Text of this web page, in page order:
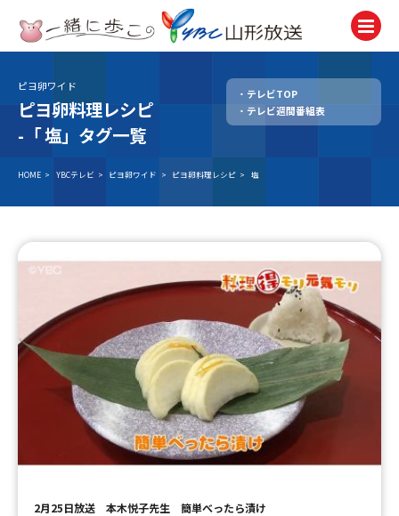
テレビ
TV
ニュース
アナウンサー
イベント
Event
試写会・プレゼント
Present
ＹＢＣオンデマンド
ピヨ卵ワイド
ピヨ卵料理レシピ
-「塩」タグ一覧
テレビTOP
テレビ週間番組表
HOME > YBCテレビ > ピヨ卵ワイド > ピヨ卵料理レシピ > 塩
2月25日放送 本木悦子先生 簡単べったら漬け